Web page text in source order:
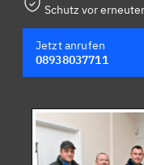
Schutz vor
Jetzt anrufen
08938037711